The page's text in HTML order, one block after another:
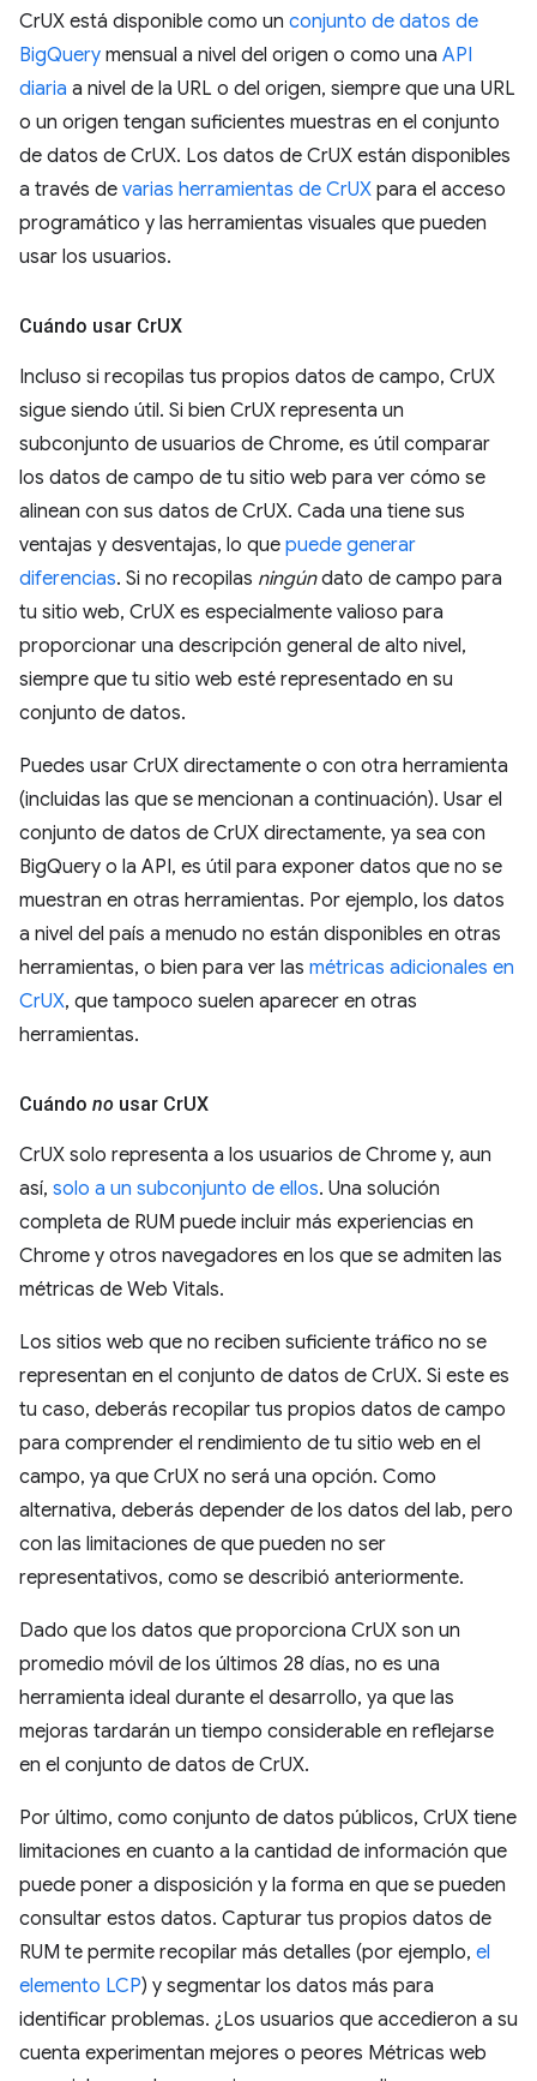
CrUX está disponible como un conjunto de datos de
BigQuery mensual a nivel del origen o como una API
diaria a nivel de la URL o del origen, siempre que una URL
o un origen tengan suficientes muestras en el conjunto
de datos de CrUX. Los datos de CrUX están disponibles
a través de varias herramientas de CrUX para el acceso
programático y las herramientas visuales que pueden
usar los usuarios.
Cuándo usar CrUX
Incluso si recopilas tus propios datos de campo, CrUX
sigue siendo útil. Si bien CrUX representa un
subconjunto de usuarios de Chrome, es útil comparar
los datos de campo de tu sitio web para ver cómo se
alinean con sus datos de CrUX. Cada una tiene sus
ventajas y desventajas, lo que puede generar
diferencias. Si no recopilas ningúndato de campo para
tu sitio web, CrUX es especialmente valioso para
proporcionar una descripción general de alto nivel,
siempre que tu sitio web esté representado en su
conjunto de datos.
Puedes usar CrUX directamente o con otra herramienta
(incluidas las que se mencionan a continuación). Usar el
conjunto de datos de CrUX directamente, ya sea con
BigQuery o la API, es útil para exponer datos que no se
muestran en otras herramientas. Por ejemplo, los datos
a nivel del país a menudo no están disponibles en otras
herramientas, o bien para ver las métricas adicionales en
CrUX, que tampoco suelen aparecer en otras
herramientas.
Cuándo no usar CrUX
CrUX solo representa a los usuarios de Chrome y, aun
así, solo a un subconjunto de ellos. Una solución
completa de RUM puede incluir más experiencias en
Chrome y otros navegadores en los que se admiten las
métricas de Web Vitals.
Los sitios web que no reciben suficiente tráfico no se
representan en el conjunto de datos de CrUX. Si este es
tu caso, deberás recopilar tus propios datos de campo
para comprender el rendimiento de tu sitio web en el
campo, ya que CrUX no será una opción. Como
alternativa, deberás depender de los datos del lab, pero
con las limitaciones de que pueden no ser
representativos, como se describió anteriormente.
Dado que los datos que proporciona CrUX son un
promedio móvil de los últimos 28 días, no es una
herramienta ideal durante el desarrollo, ya que las
mejoras tardarán un tiempo considerable en reflejarse
en el conjunto de datos de CrUX.
Por último, como conjunto de datos públicos, CrUX tiene
limitaciones en cuanto a la cantidad de información que
puede poner a disposición y la forma en que se pueden
consultar estos datos. Capturar tus propios datos de
RUM te permite recopilar más detalles (por ejemplo, el
elemento LCP) y segmentar los datos más para
identificar problemas. ¿Los usuarios que accedieron a su
cuenta experimentan mejores o peores Métricas web